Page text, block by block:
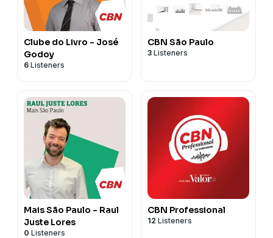
Clube do Livro - José
Godoy
6 Listeners
CBN São Paulo
3 Listeners
Mais São Paulo - Raul
Juste Lores
0 Listeners
CBN Professional
12 Listeners